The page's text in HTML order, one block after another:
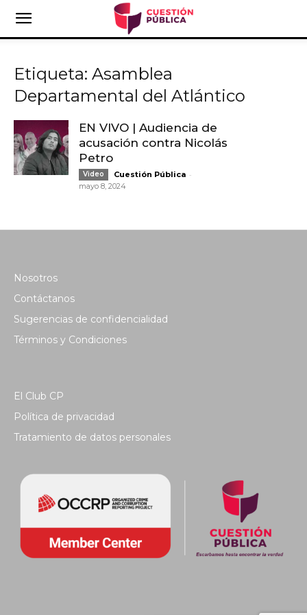
Etiqueta: Asamblea
Departamental del Atlántico
EN VIVO | Audiencia de
acusación contra Nicolás
Petro
Video Cuestión Pública -
mayo 8, 2024
Nosotros
Contáctanos
Sugerencias de confidencialidad
Términos y Condiciones
El Club CP
Política de privacidad
Tratamiento de datos personales